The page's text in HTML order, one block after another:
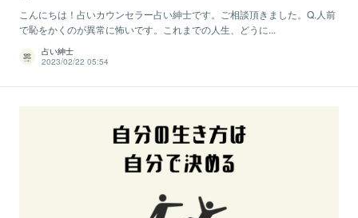
こんにちは！占いカウンセラー占い紳士です。ご相談頂きました。Q.人前
で恥をかくのが異常に怖いです。これまでの人生、どうに...
占い紳士
2023/02/22 05:54